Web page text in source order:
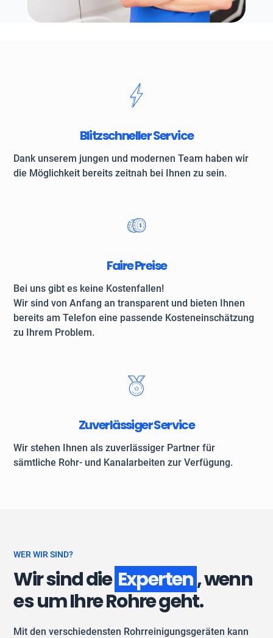
Blitzschneller Service
Dank unserem jungen und modernen Team haben wir
die Möglichkeit bereits zeitnah bei Ihnen zu sein.
Faire Preise
Bei uns gibt es keine Kostenfallen!
Wir sind von Anfang an transparent und bieten Ihnen
bereits am Telefon eine passende Kosteneinschätzung
zu Ihrem Problem.
Zuverlässiger Service
Wir stehen Ihnen als zuverlässiger Partner für
sämtliche Rohr- und Kanalarbeiten zur Verfügung.
WER WIR SIND?
Wir sind die Experten, wenn
es um Ihre Rohre geht.
Mit den verschiedensten Rohrreinigungsgeräten kann